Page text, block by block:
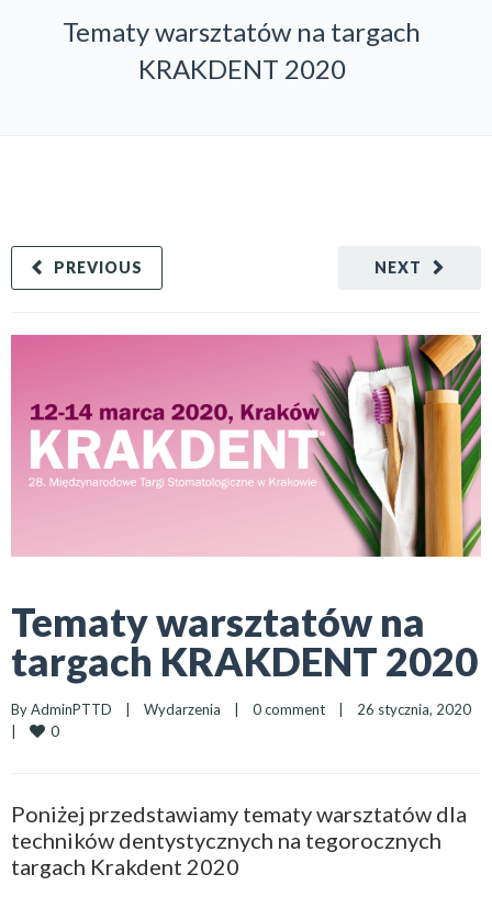
Tematy warsztatów na targach
KRAKDENT 2020
NEXT
PREVIOUS
Tematy warsztatów na
targach KRAKDENT 2020
By AdminPTTD | Wydarzenia | 0 comment |
|
0
Poniżej przedstawiamy tematy warsztatów dla
techników dentystycznych na tegorocznych
targach Krakdent 2020